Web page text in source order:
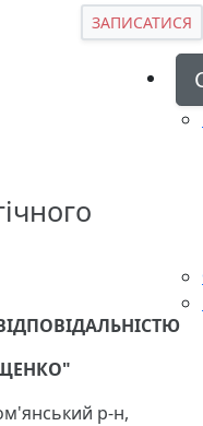
ЗАПИСАТИСЯ
р-н,